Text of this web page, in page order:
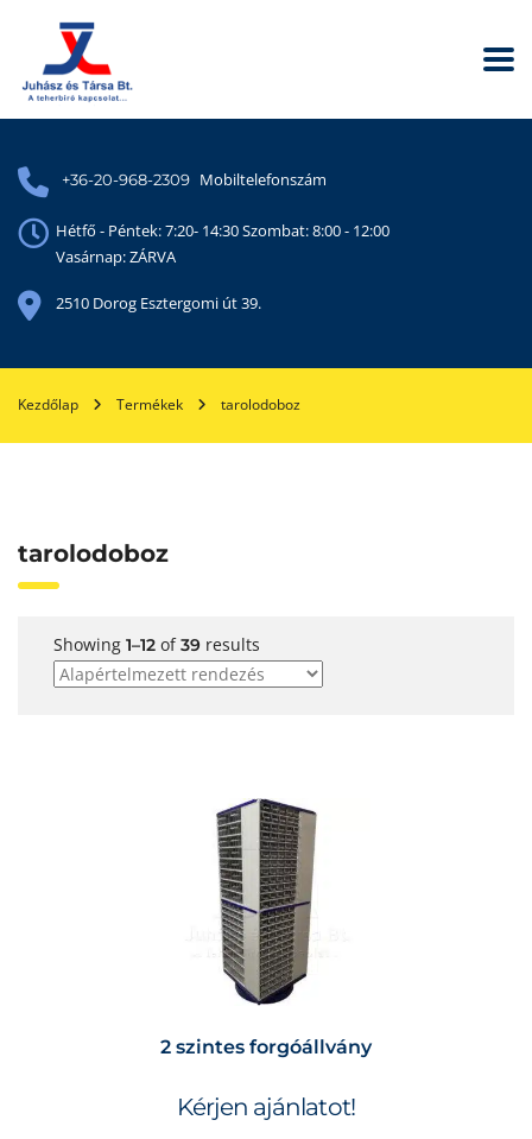
+36-20-968-2309 Mobiltelefonszám
Hétfő - Péntek: 7:20- 14:30 Szombat: 8:00 - 12:00
Vasárnap: ZÁRVA
2510 Dorog Esztergomi út 39.
Kezdőlap Termékek tarolodoboz
tarolodoboz
Showing 1–12 of39 results
2 szintes forgóállvány
Kérjen ajánlatot!